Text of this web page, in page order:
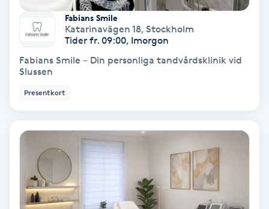
Mesoterapi
MicroPen
Microshading
Nagelförlängning
Nagelförlängning akryl
Fabians Smile
Katarinavägen 18, Stockholm
Tider fr. 09:00, Imorgon
Fabians Smile – Din personliga tandvårdsklinik vid
Slussen
Presentkort